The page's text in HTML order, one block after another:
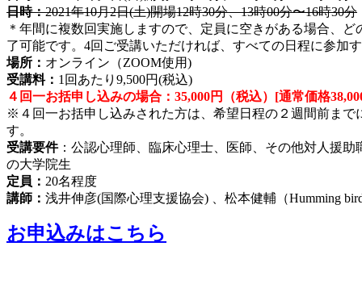
日時：2021年10月2日(土)開場12時30分、13時00分〜16時30分
＊年間に複数回実施しますので、定員に空きがある場合、
了可能です。4回ご受講いただければ、すべての日程に参加
場所： オンライン（ZOOM使用)
受講料： 1回あたり9,500円(税込)
４回一お括申し込みの場合：35,000円（税込）[通常価格
※４回一お括申し込みされた方は、希望日程の２週間前まで
す。
受講要件：公認心理師、臨床心理士、医師、その他対人援
の大学院生
定員： 20名程度
講師： 浅井伸彦(国際心理支援協会) 、松本健輔（Humming
お申込みはこちら